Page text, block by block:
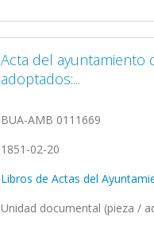
Acta del ayuntamiento
adoptados:...
BUA-AMB 0111669
1851-02-20
Libros de Actas del
Unidad documental (pieza /